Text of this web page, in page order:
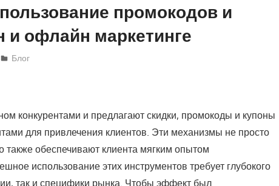
промокодов и
и офлайн маркетинге
Блог
конкурентами и предлагают скидки, промокоды и купоны
для привлечения клиентов. Эти механизмы не просто
также обеспечивают клиента мягким опытом
использование этих инструментов требует глубокого
так и специфики рынка. Чтобы эффект был